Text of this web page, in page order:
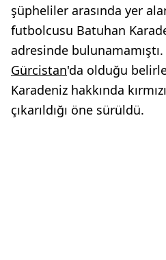
şüpheliler arasında yer
futbolcusu Batuhan
adresinde bulunamamıştı.
Gürcistan'da olduğu
Karadeniz hakkında
çıkarıldığı öne sürüldü.